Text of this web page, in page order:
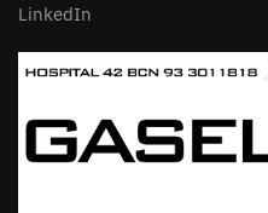
LinkedIn